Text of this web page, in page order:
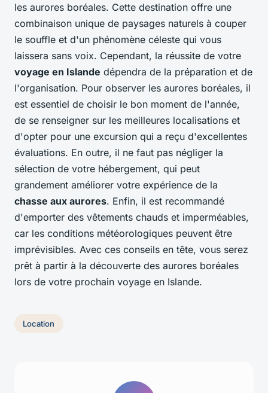
les aurores boréales. Cette destination offre une
combinaison unique de paysages naturels à couper
le souffle et d'un phénomène céleste qui vous
laissera sans voix. Cependant, la réussite de votre
voyage en Islande dépendra de la préparation et de
l'organisation. Pour observer les aurores boréales, il
est essentiel de choisir le bon moment de l'année,
de se renseigner sur les meilleures localisations et
d'opter pour une excursion qui a reçu d'excellentes
évaluations. En outre, il ne faut pas négliger la
sélection de votre hébergement, qui peut
grandement améliorer votre expérience de la
chasse aux aurores. Enfin, il est recommandé
d'emporter des vêtements chauds et imperméables,
car les conditions météorologiques peuvent être
imprévisibles. Avec ces conseils en tête, vous serez
prêt à partir à la découverte des aurores boréales
lors de votre prochain voyage en Islande.
Location